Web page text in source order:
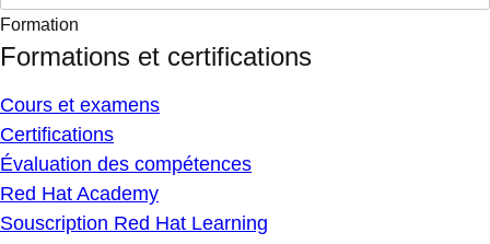
Formation
Formations et certifications
Cours et examens
Certifications
Évaluation des compétences
Red Hat Academy
Souscription Red Hat Learning